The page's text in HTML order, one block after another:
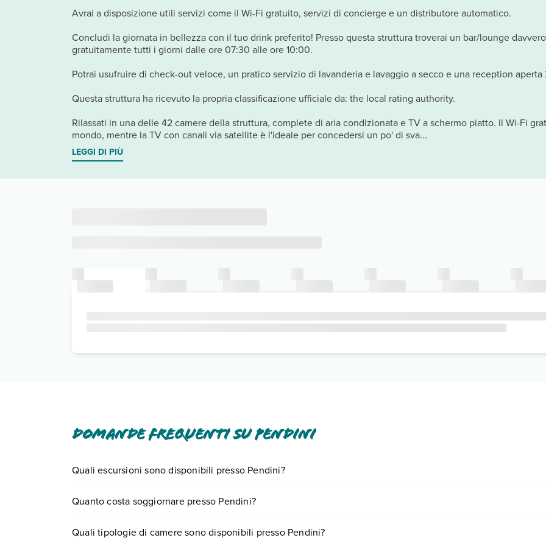
Avrai a disposizione utili servizi come il Wi-Fi gratuito, servizi di concierge e un distributore automatico.
Concludi la giornata in bellezza con il tuo drink preferito! Presso questa struttura troverai un bar/lounge
gratuitamente tutti i giorni dalle ore 07:30 alle ore 10:00.
Potrai usufruire di check-out veloce, un pratico servizio di lavanderia e lavaggio a secco e una reception aperta
Questa struttura ha ricevuto la propria classificazione ufficiale da: the local rating authority.
Rilassati in una delle 42 camere della struttura, complete di aria condizionata e TV a schermo piatto. Il Wi-Fi
mondo, mentre la TV con canali via satellite è l'ideale per concedersi un po' di sva...
LEGGI DI PIÙ
Domande frequenti su Pendini
Quali escursioni sono disponibili presso Pendini?
prenotando un appuntamento.
Quanto costa soggiornare presso Pendini?
partire.
Quali tipologie di camere sono disponibili presso Pendini?